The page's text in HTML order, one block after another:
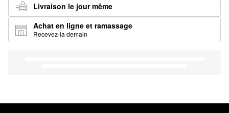
Livraison le jour même
Achat en ligne et ramassage
Recevez-la demain